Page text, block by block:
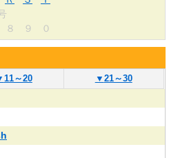
８ ９ ０
11～20 ▼ 21～30